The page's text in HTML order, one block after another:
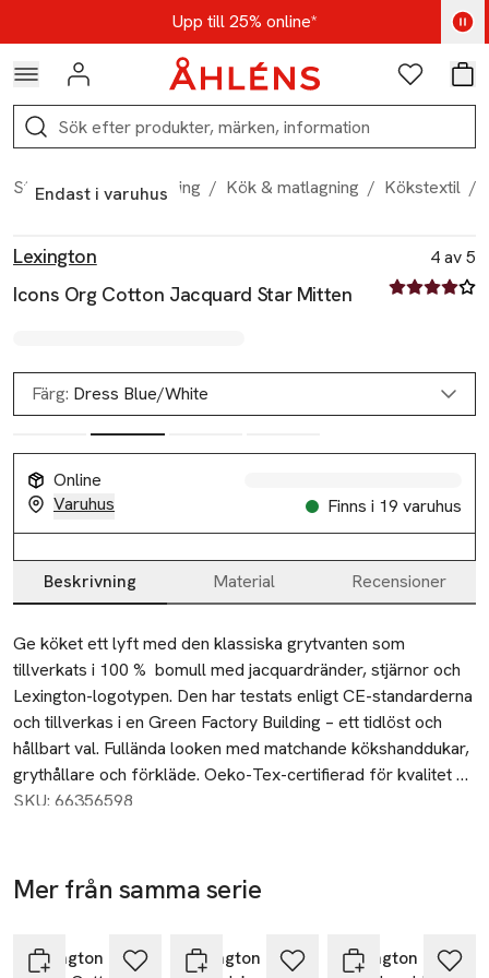
Hoppa till navigationsmenynUpp till 25% online*
Kod: AUG25 - Shoppa nu
Logga in Favoriter
Sök
Start / Hem & inredning / Kök & matlagning / Kökstextil /
Endast i varuhus
Lexington
Icons Org Cotton Jacquard Star Mitten
4 av 5
4 av fem
Färg: Dress Blue/White
Slut i lager
Online
Varuhus
Finns i 19 varuhus
Beskrivning Material Recensioner
Beskrivning
Ge köket ett lyft med den klassiska grytvanten som
tillverkats i 100 %  bomull med jacquardränder, stjärnor och
Lexington-logotypen. Den har testats enligt CE-standarderna
och tillverkas i en Green Factory Building – ett tidlöst och
hållbart val. Fullända looken med matchande kökshanddukar,
grythållare och förkläde. Oeko-Tex-certifierad för kvalitet
och säkerhet. Finns i dressblå/vit, duvblå/vit, salviagrön/vit
SKU: 66356598
Mer från samma serie
Lexington
Lexington
Lexington